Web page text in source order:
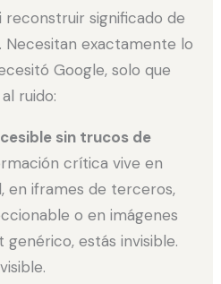
reconstruir significado de
Necesitan exactamente lo
Google, solo que
ruido:
sin trucos de
crítica vive en
en iframes de terceros,
o en imágenes
estás invisible.